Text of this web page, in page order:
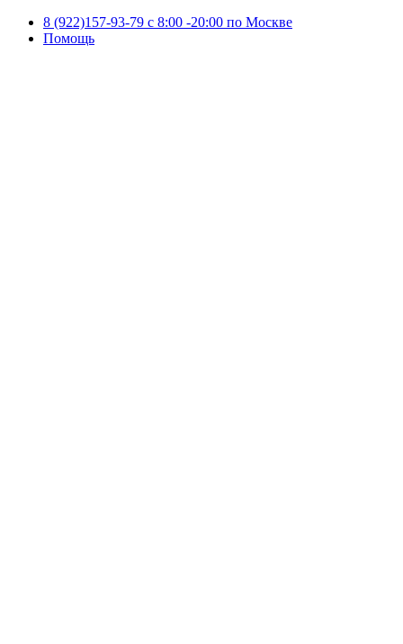
8 (922)157-93-79 c 8:00 -20:00 по Москве
Помощь